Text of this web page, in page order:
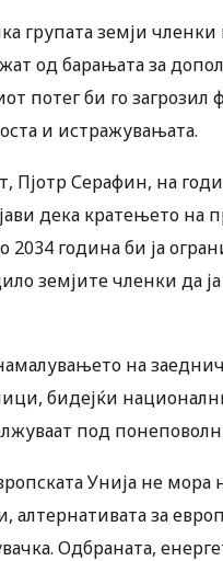
групата земји
од барањата за
потег би го
и истражувањата.
Пјотр Серафин, на
дека кратењето на
2034 година би ја
земјите членки да ја
на
бидејќи
под
Унија не
алтернативата за
Одбраната,